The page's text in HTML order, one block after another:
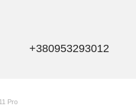
+380953293012
Pro